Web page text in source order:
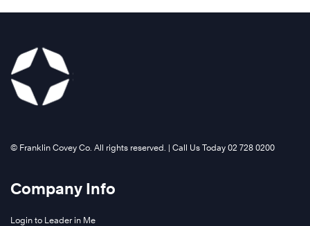
©️ Franklin Covey Co. All rights reserved. | Call Us Today 02 728 0200
Company Info
Login to Leader in Me